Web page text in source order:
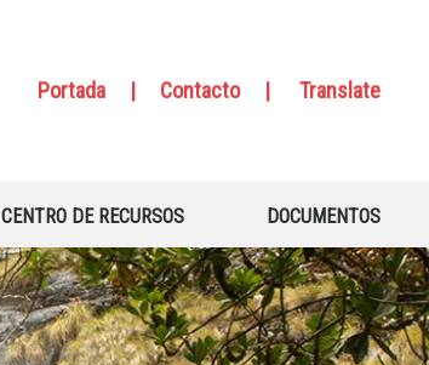
Portada| Contacto| Translate
CENTRO DE RECURSOS DOCUMENTOS